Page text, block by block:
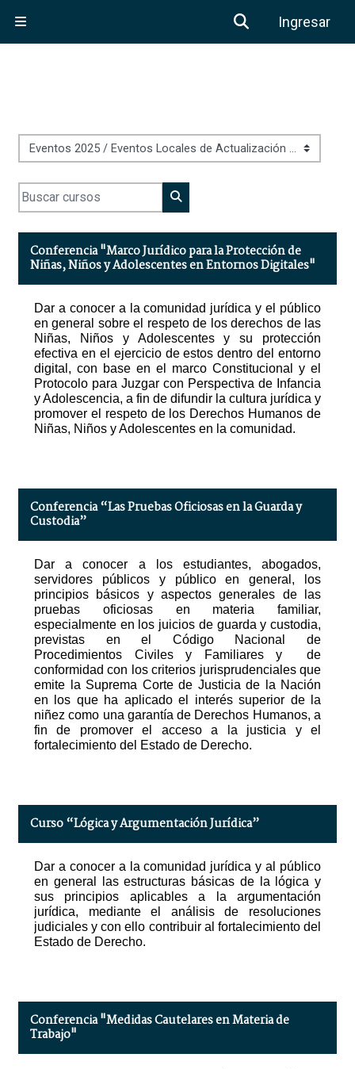
Activar o
Ingresar
Categorías
Buscar cursos
Buscar cursos
Conferencia "Marco Jurídico para la Protección de
Niñas, Niños y Adolescentes en Entornos Digitales"
Dar a conocer a la comunidad jurídica y el público
en general sobre el respeto de los derechos de las
Niñas, Niños y Adolescentes y su protección
efectiva en el ejercicio de estos dentro del entorno
digital, con base en el marco Constitucional y el
Protocolo para Juzgar con Perspectiva de Infancia
y Adolescencia, a fin de difundir la cultura jurídica y
promover el respeto de los Derechos Humanos de
Niñas, Niños y Adolescentes en la comunidad.
Conferencia “Las Pruebas Oficiosas en la Guarda y
Custodia”
Dar a conocer a los estudiantes, abogados,
servidores públicos y público en general, los
principios básicos y aspectos generales de las
pruebas oficiosas en materia familiar,
especialmente en los juicios de guarda y custodia,
previstas en el Código Nacional de
Procedimientos Civiles y Familiares y de
conformidad con los criterios jurisprudenciales que
emite la Suprema Corte de Justicia de la Nación
en los que ha aplicado el interés superior de la
niñez como una garantía de Derechos Humanos, a
fin de promover el acceso a la justicia y el
fortalecimiento del Estado de Derecho.
Curso “Lógica y Argumentación Jurídica”
Dar a conocer a la comunidad jurídica y al público
en general las estructuras básicas de la lógica y
sus principios aplicables a la argumentación
jurídica, mediante el análisis de resoluciones
judiciales y con ello contribuir al fortalecimiento del
Estado de Derecho.
Conferencia "Medidas Cautelares en Materia de
Trabajo"